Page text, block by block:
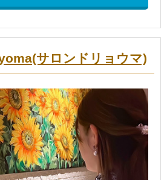
サロンドリョウマ)